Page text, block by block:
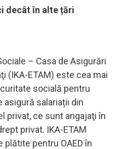
decât în alte țări
– Casa de Asigurări
(IKA-ETAM) este cea mai
socială pentru
asigură salariații din
privat, ce sunt angajaţi în
privat. IKA-ETAM
pentru OAED în